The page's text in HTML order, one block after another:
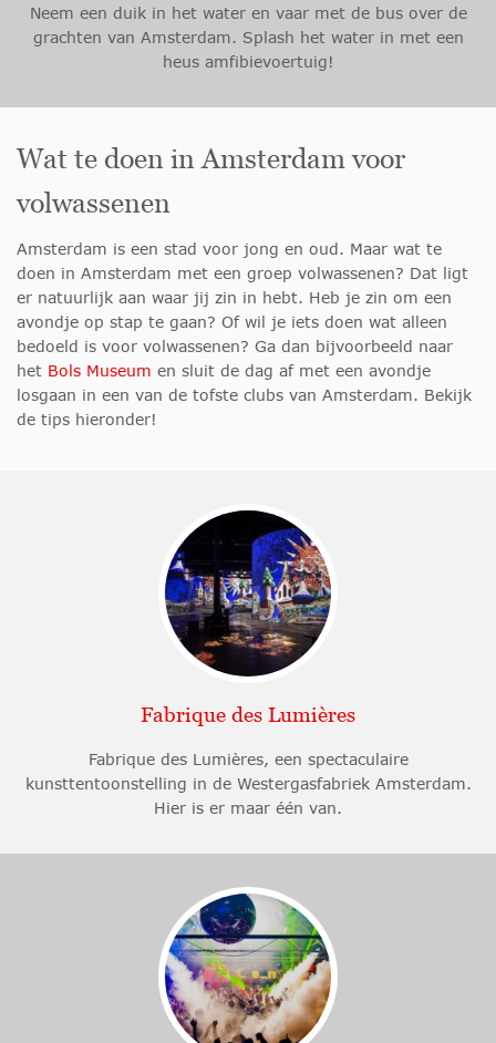
Neem een duik in het water en vaar met de bus over de
grachten van Amsterdam. Splash het water in met een
heus amfibievoertuig!
Wat te doen in Amsterdam voor
volwassenen
Amsterdam is een stad voor jong en oud. Maar wat te
doen in Amsterdam met een groep volwassenen? Dat ligt
er natuurlijk aan waar jij zin in hebt. Heb je zin om een
avondje op stap te gaan? Of wil je iets doen wat alleen
bedoeld is voor volwassenen? Ga dan bijvoorbeeld naar
het Bols Museum en sluit de dag af met een avondje
losgaan in een van de tofste clubs van Amsterdam. Bekijk
de tips hieronder!
Fabrique des Lumières
Fabrique des Lumières, een spectaculaire
kunsttentoonstelling in de Westergasfabriek Amsterdam.
Hier is er maar één van.